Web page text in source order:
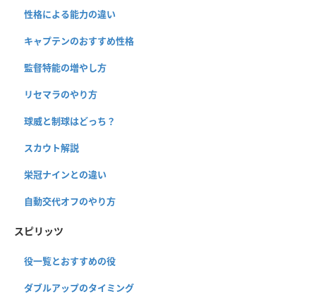
性格による能力の違い
キャプテンのおすすめ性格
監督特能の増やし方
リセマラのやり方
球威と制球はどっち？
スカウト解説
栄冠ナインとの違い
自動交代オフのやり方
スピリッツ
役一覧とおすすめの役
ダブルアップのタイミング